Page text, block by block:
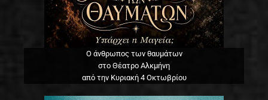
Ο άνθρωπος των θαυμάτων
στο Θέατρο Αλκμήνη
από την Κυριακή 4 Οκτωβρίου